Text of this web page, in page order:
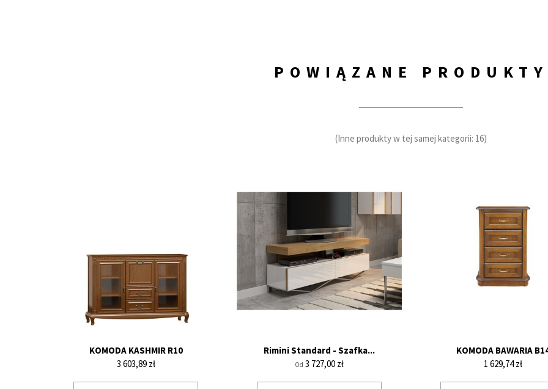
POWIĄZANE PRODUKTY
(Inne produkty w tej samej kategorii: 16)
KOMODA KASHMIR R10
Cena
3 603,89 zł
Rimini Standard - Szafka...
Od Cena
3 727,00 zł
KOMODA BAWARIA
Cena
1 629,74 zł